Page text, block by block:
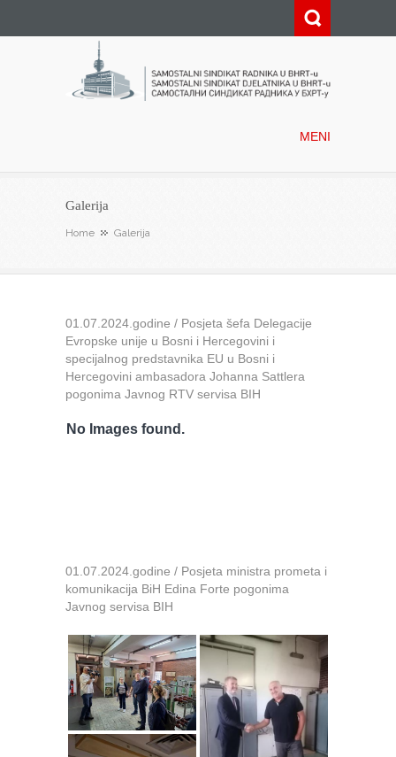
MENI
Galerija
Home Galerija
01.07.2024.godine / Posjeta šefa Delegacije
Evropske unije u Bosni i Hercegovini i
specijalnog predstavnika EU u Bosni i
Hercegovini ambasadora Johanna Sattlera
pogonima Javnog RTV servisa BIH
No Images found.
01.07.2024.godine / Posjeta ministra prometa i
komunikacija BiH Edina Forte pogonima
Javnog servisa BIH